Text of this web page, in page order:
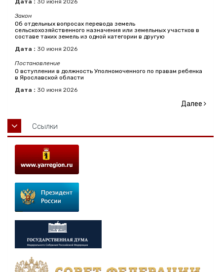
Дата : 30 июня 2026
Закон
Об отдельных вопросах перевода земель
сельскохозяйственного назначения или земельных участков в
составе таких земель из одной категории в другую
Дата : 30 июня 2026
Постановление
О вступлении в должность Уполномоченного по правам ребенка
в Ярославской области
Дата : 30 июня 2026
Далее
Ссылки